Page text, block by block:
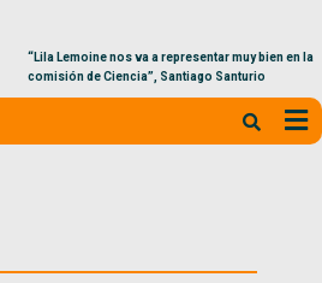
“Lila Lemoine nos va a representar muy bien en la
comisión de Ciencia”, Santiago Santurio